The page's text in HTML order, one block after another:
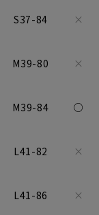
S37-84 ×
M39-80 ×
M39-84 ○
L41-82 ×
L41-86 ×